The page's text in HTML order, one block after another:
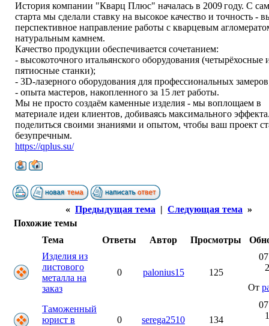
История компании "Кварц Плюс" началась в 2009 году. С
старта мы сделали ставку на высокое качество и точность -
перспективное направление работы с кварцевым
натуральным камнем.
Качество продукции обеспечивается сочетанием:
- высокоточного итальянского оборудования (четырёхосные
пятиосные станки);
- 3D‑лазерного оборудования для профессиональных
- опыта мастеров, накопленного за 15 лет работы.
Мы не просто создаём каменные изделия - мы воплощаем в
материале идеи клиентов, добиваясь максимального
поделиться своими знаниями и опытом, чтобы ваш проект
безупречным.
https://qplus.su/
« Предыдущая тема | Следующая тема »
Похожие темы
Тема
Ответы Автор Просмотры
Изделия из
листового
металла на
заказ
0 palonius15 125
От
Таможенный
юрист в
0 serega2510 134